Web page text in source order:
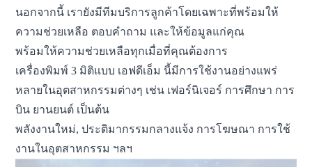
นอกจากนี้ เรายังมีทีมบริการลูกค้าโดยเฉพาะที่พร้อมให้
ความช่วยเหลือ ตอบคำถาม และให้ข้อมูลแก่คุณ
พร้อมให้ความช่วยเหลือทุกเมื่อที่คุณต้องการ
เครื่องพิมพ์ 3 มิติแบบ เอฟดีเอ็ม นี้มีการใช้งานอย่างแพร่
หลายในอุตสาหกรรมต่างๆ เช่น เฟอร์นิเจอร์ การศึกษา การ
บิน ยานยนต์ เป็นต้น
พลังงานใหม่, ประติมากรรมกลางแจ้ง การโฆษณา การใช้
งานในอุตสาหกรรม ฯลฯ